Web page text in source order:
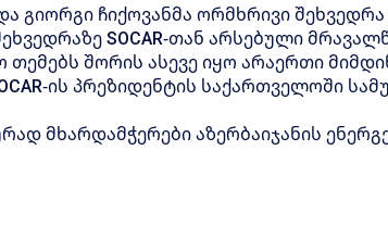
ჩიქოვანმა ორმხრივი
SOCAR-თან არსებული
თემებს შორის ასევე იყო არაერთი
ის პრეზიდენტის საქართველოში
მხარდამჭერები აზერბაიჯანის